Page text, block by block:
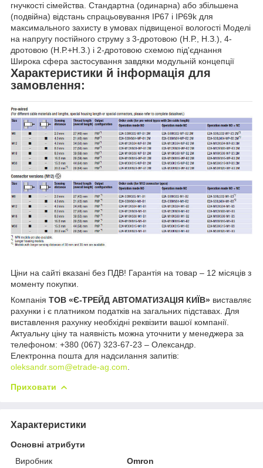
гнучкості сімейства. Стандартна (одинарна) або збільшена
(подвійна) відстань спрацьовування IP67 і IP69k для
максимального захисту в умовах підвищеної вологості Моделі
на напругу постійного струму з 3-дротовою (Н.Р., Н.З.), 4-
дротовою (Н.Р.+Н.З.) і 2-дротовою схемою під'єднання
Широка сфера застосування завдяки модульній концепції
Характеристики й інформація для
замовлення:
Ціни на сайті вказані без ПДВ! Гарантія на товар – 12 місяців з
моменту покупки.
Компанія ТОВ «Є-ТРЕЙД АВТОМАТИЗАЦІЯ КИЇВ» виставляє
рахунки і є платником податків на загальних підставах. Для
виставлення рахунку необхідні реквізити вашої компанії.
Актуальну ціну та наявність можна уточнити у менеджера за
телефоном: +380 (067) 323-67-23 – Олександр.
Електронна пошта для надсилання запитів:
oleksandr.som@etrade-ag.com
Приховати
Характеристики
Основні атрибути
Виробник
Omron